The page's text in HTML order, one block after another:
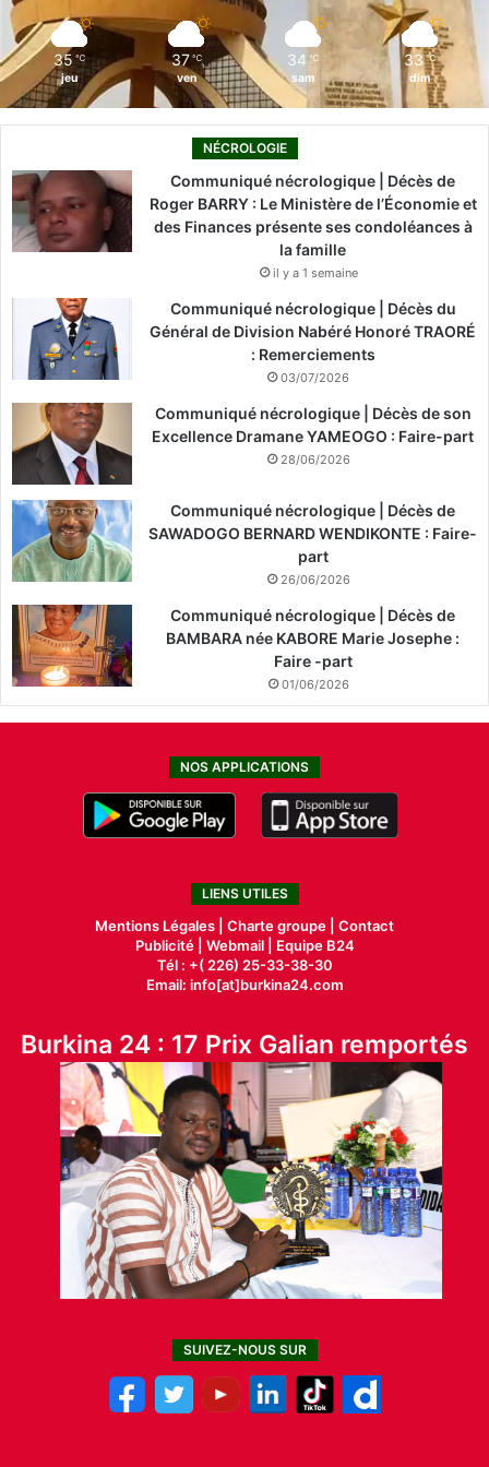
35 ℃
jeu
37 ℃
ven
34 ℃
sam
33 ℃
dim
NÉCROLOGIE
Communiqué nécrologique | Décès de
Roger BARRY : Le Ministère de l’Économie et
des Finances présente ses condoléances à
la famille
il y a 1 semaine
Communiqué nécrologique | Décès du
Général de Division Nabéré Honoré TRAORÉ
: Remerciements
03/07/2026
Communiqué nécrologique | Décès de son
Excellence Dramane YAMEOGO : Faire-part
28/06/2026
Communiqué nécrologique | Décès de
SAWADOGO BERNARD WENDIKONTE : Faire-
part
26/06/2026
Communiqué nécrologique | Décès de
BAMBARA née KABORE Marie Josephe :
Faire -part
01/06/2026
NOS APPLICATIONS
LIENS UTILES
Mentions Légales | Charte groupe | Contact
Publicité| Webmail |
Equipe B24
Tél : +( 226) 25-33-38-30
Email: info[at]burkina24.com
Burkina 24 : 17 Prix Galian remportés
SUIVEZ-NOUS SUR